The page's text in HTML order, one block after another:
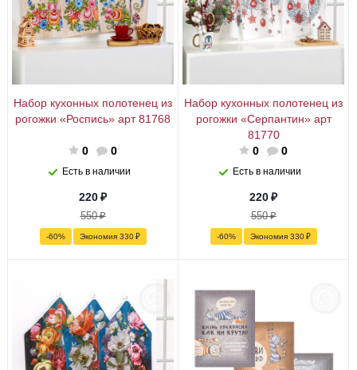
Набор кухонных полотенец из
рогожки «Роспись» арт 81768
0 0
Есть в наличии
220₽
550₽
-60% Экономия 330₽
Набор кухонных полотенец из
рогожки «Серпантин» арт
81770
0
0
Есть в наличии
220₽
550₽
-60% Экономия 330₽